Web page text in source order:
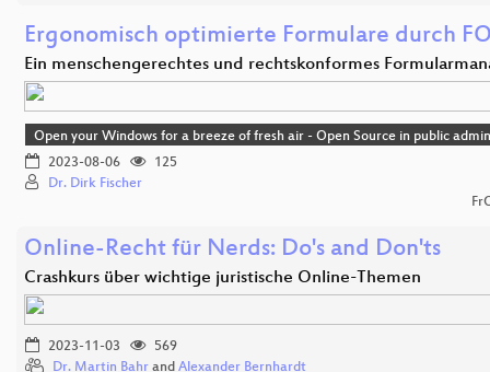
Ergonomisch optimierte Formulare durch
Ein menschengerechtes und rechtskonformes
Open your Windows for a breeze of fresh air - Open Source in public
2023-08-06
125
Dr. Dirk Fischer
Online-Recht für Nerds: Do's and Don'ts
Crashkurs über wichtige juristische Online-Themen
2023-11-03
569
Dr. Martin Bahr and Alexander Bernhardt